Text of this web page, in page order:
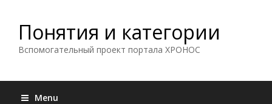
Понятия и категории
Вспомогательный проект портала ХРОНОС
Menu